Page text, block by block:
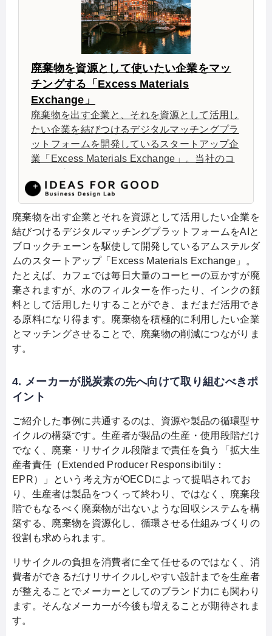
廃棄物を資源として使いたい企業をマッ
チングする「Excess Materials
Exchange」
廃棄物を出す企業と、それを資源として活用し
たい企業を結びつけるデジタルマッチングプラ
ットフォームを開発しているスタートアップ企
業「Excess Materials Exchange」。当社のコ
Passport」だ。それは、製品の一連のライフサ
イクルにおける素材データを複数のステークホ
ルダーから収集し、一つにまとめたものだ。素
材の特徴や状態、メンテナンス状況、環境・社
会へのインパクトなどが登録できるようになっ
ており、サプライチェーン上における全ての事
業者と共有できる。
廃棄物を出す企業とそれを資源として活用したい企業を
結びつけるデジタルマッチングプラットフォームをAIと
ブロックチェーンを駆使して開発しているアムステルダ
ムのスタートアップ「Excess Materials Exchange」。
たとえば、カフェでは毎日大量のコーヒーの豆かすが廃
棄されますが、水のフィルターを作ったり、インクの顔
料として活用したりすることができ、まだまだ活用でき
る原料になり得ます。廃棄物を積極的に利用したい企業
とマッチングさせることで、廃棄物の削減につながりま
す。
4. メーカーが脱炭素の先へ向けて取り組むべきポ
イント
ご紹介した事例に共通するのは、資源や製品の循環型サ
イクルの構築です。生産者が製品の生産・使用段階だけ
でなく、廃棄・リサイクル段階まで責任を負う「拡大生
産者責任（Extended Producer Responsibitily：
EPR）」という考え方がOECDによって提唱されてお
り、生産者は製品をつくって終わり、ではなく、廃棄段
階でもなるべく廃棄物が出ないような回収システムを構
築する、廃棄物を資源化し、循環させる仕組みづくりの
役割も求められます。
リサイクルの負担を消費者に全て任せるのではなく、消
費者ができるだけリサイクルしやすい設計までを生産者
が整えることでメーカーとしてのブランド力にも関わり
ます。そんなメーカーが今後も増えることが期待されま
す。